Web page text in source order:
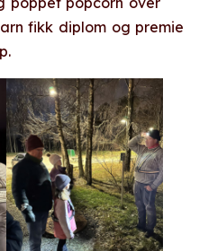
fikk diplom og premie